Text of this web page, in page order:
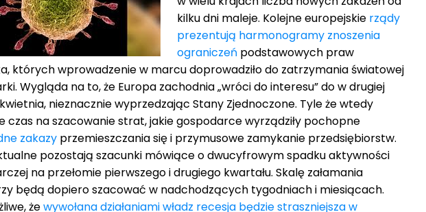
kilku dni maleje. Kolejne europejskie rządy
prezentują harmonogramy znoszenia
ograniczeń podstawowych praw
których wprowadzenie w marcu doprowadziło do zatrzymania światowej
Wygląda na to, że Europa zachodnia „wróci do interesu” do w drugiej
nieznacznie wyprzedzając Stany Zjednoczone. Tyle że wtedy
czas na szacowanie strat, jakie gospodarce wyrządziły pochopne
zakazy przemieszczania się i przymusowe zamykanie przedsiębiorstw.
pozostają szacunki mówiące o dwucyfrowym spadku aktywności
na przełomie pierwszego i drugiego kwartału. Skalę załamania
będą dopiero szacować w nadchodzących tygodniach i miesiącach.
żewywołana działaniami władz recesja będzie straszniejsza w